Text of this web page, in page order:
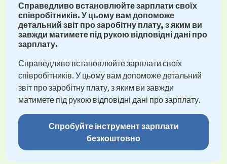
Справедливо встановлюйте зарплати своїх
співробітників. У цьому вам допоможе
детальний звіт про заробітну плату, з яким ви
завжди матимете під рукою відповідні дані про
зарплату.
Справедливо встановлюйте зарплати своїх
співробітників. У цьому вам допоможе детальний
звіт про заробітну плату, з яким ви завжди
матимете під рукою відповідні дані про зарплату.
Спробуйте інструмент зарплати
безкоштовно